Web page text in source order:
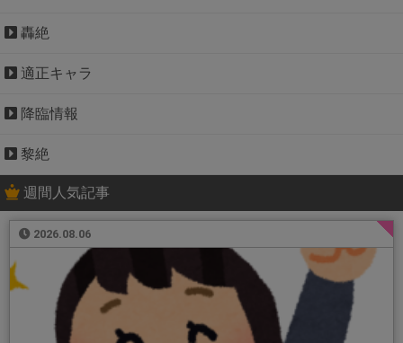
轟絶
適正キャラ
降臨情報
黎絶
週間人気記事
2026.08.06